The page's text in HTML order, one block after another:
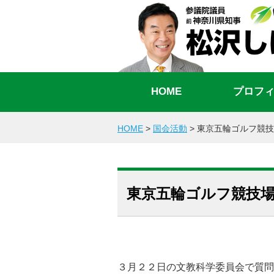
HOME プロフ
HOME > 国会活動 > 東京五輪ゴルフ競
東京五輪ゴルフ競技
３月２２日の文教科学委員会で質